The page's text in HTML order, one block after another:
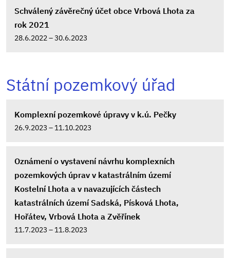
Schválený závěrečný účet obce Vrbová Lhota za
rok 2021
28.6.2022 – 30.6.2023
Státní pozemkový úřad
Komplexní pozemkové úpravy v k.ú. Pečky
26.9.2023 – 11.10.2023
Oznámení o vystavení návrhu komplexních
pozemkových úprav v katastrálním území
Kostelní Lhota a v navazujících částech
katastrálních území Sadská, Písková Lhota,
Hořátev, Vrbová Lhota a Zvěřínek
11.7.2023 – 11.8.2023